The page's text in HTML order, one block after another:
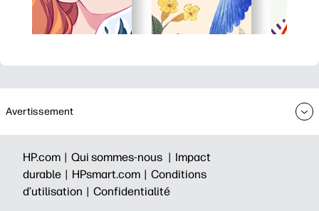
Avertissement
HP.com | Qui sommes-nous | Impact
durable | HPsmart.com | Conditions
d’utilisation | Confidentialité